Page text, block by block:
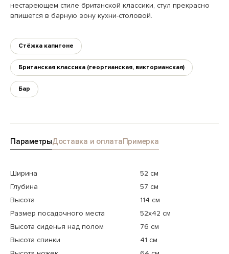
нестареющем стиле британской классики, стул прекрасно
впишется в барную зону кухни-столовой.
Стёжка капитоне
Британская классика (георгианская, викторианская)
Бар
ПараметрыДоставка и оплатаПримерка
Ширина
52 см
Глубина
57 см
Высота
114 см
Размер посадочного места
52x42 см
Высота сиденья над полом
76 см
Высота спинки
41 см